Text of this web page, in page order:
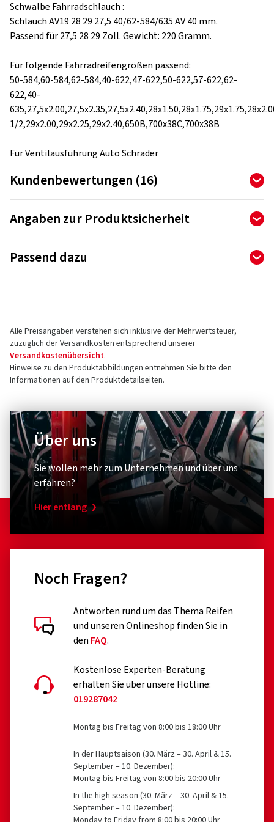
Schwalbe Fahrradschlauch :
Schlauch AV19 28 29 27,5 40/62-584/635 AV 40 mm.
Passend für 27,5 28 29 Zoll. Gewicht: 220 Gramm.
Für folgende Fahrradreifengrößen passend:
50-584,60-584,62-584,40-622,47-622,50-622,57-622,62-
622,40-
1/2,29x2.00,29x2.25,29x2.40,650B,700x38C,700x38B
Für Ventilausführung Auto Schrader
Kundenbewertungen (16)
4,75/ 5 Sterne
von insgesamt 16 Bewertungen
Bewertungen können nur von Kunden veröffentlicht werden,
die den Artikel
3 Sterne
2 Sterne
1 Sterne
Kundenbewertungen im Detail
08.05.2026
Verifizierter Kauf
10.11.2025
Verifizierter Kauf
29.08.2025
Verifizierter Kauf
Angaben zur Produktsicherheit
Ralf Bohle GmbH
Kontakt für Produktsicherheit (kein
Kundensupport)
E-Mail:info@schwalbe.com
Passend dazu
Fahrradpumpe
Schwalbe
Air-X-Plorer Standpumpe Clik Valve
mit Ventileinsätzen
(0)
XLC
Alle Preisangaben verstehen sich inklusive der Mehrwertsteuer,
zuzüglich der Versandkosten entsprechend unserer
Versandkostenübersicht.
Hinweise zu den Produktabbildungen entnehmen Sie bitte den
Informationen auf den Produktdetailseiten.
Über uns
Sie wollen mehr zum Unternehmen und über uns
erfahren?
Hier entlang
Noch Fragen?
Antworten rund um das Thema Reifen
und unseren Onlineshop finden Sie in
den FAQ.
Kostenlose Experten-Beratung
erhalten Sie über unsere Hotline:
019287042
Montag bis Freitag von 8:00 bis 18:00 Uhr
In der Hauptsaison (30. März – 30. April & 15.
September – 10. Dezember):
Montag bis Freitag von 8:00 bis 20:00 Uhr
In the high season (30. März – 30. April & 15.
September – 10. Dezember):